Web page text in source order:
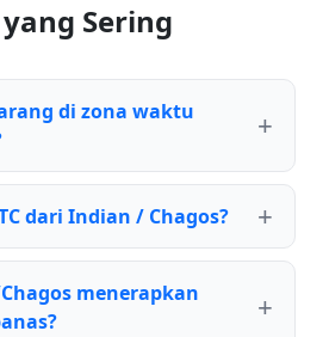
Sering
di zona waktu
dari Indian / Chagos?
menerapkan